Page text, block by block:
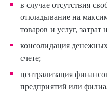
в случае отсутствия
откладывание на
товаров и услуг, затрат
консолидация
счете;
централизация
предприятий или